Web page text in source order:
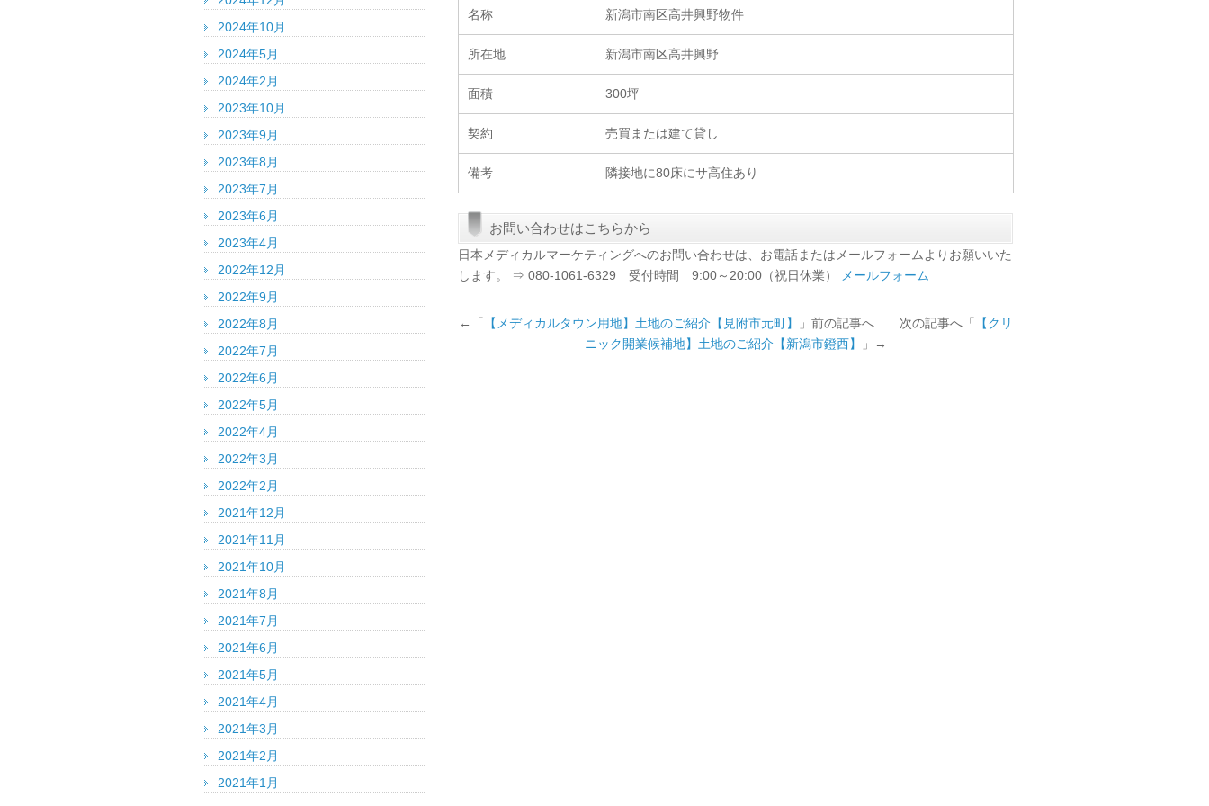
名称 新潟市南区高井興野物件
所在地 新潟市南区高井興野
面積 300坪
契約 売買または建て貸し
備考 隣接地に80床にサ高住あり
お問い合わせはこちらから
日本メディカルマーケティングへのお問い合わせは、お電話またはメールフォームよりお願いいた
します。 ⇒ 080-1061-6329 受付時間 9:00～20:00（祝日休業）
メールフォーム
←「 【メディカルタウン用地】土地のご紹介【見附市元町】 」前の記事へ 次の記事へ「 【クリ
ニック開業候補地】土地のご紹介【新潟市鐙西】
」→
2024年10月
2024年5月
2024年2月
2023年10月
2023年9月
2023年8月
2023年7月
2023年6月
2023年4月
2022年12月
2022年9月
2022年8月
2022年7月
2022年6月
2022年5月
2022年4月
2022年3月
2022年2月
2021年12月
2021年11月
2021年10月
2021年8月
2021年7月
2021年6月
2021年5月
2021年4月
2021年3月
2021年2月
2021年1月